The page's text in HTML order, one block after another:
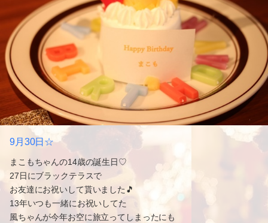
9月30日☆
まこもちゃんの14歳の誕生日♡
27日にブラックテラスで
お友達にお祝いして貰いました🎵
13年いつも一緒にお祝いしてた
風ちゃんが今年お空に旅立ってしまったにも